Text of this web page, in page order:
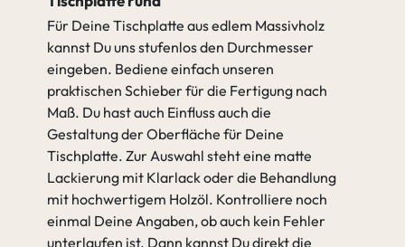
Für Deine Tischplatte aus edlem Massivholz
kannst Du uns stufenlos den Durchmesser
eingeben. Bediene einfach unseren
praktischen Schieber für die Fertigung nach
Maß. Du hast auch Einfluss auch die
Gestaltung der Oberfläche für Deine
Tischplatte. Zur Auswahl steht eine matte
Lackierung mit Klarlack oder die Behandlung
mit hochwertigem Holzöl. Kontrolliere noch
einmal Deine Angaben, ob auch kein Fehler
unterlaufen ist. Dann kannst Du direkt die